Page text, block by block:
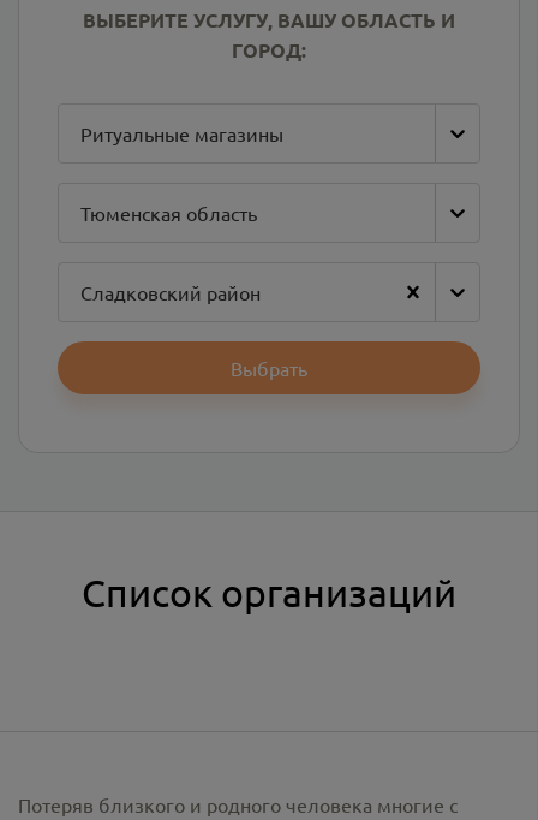
ВЫБЕРИТЕ УСЛУГУ, ВАШУ ОБЛАСТЬ И
ГОРОД:
Ритуальные магазины
Тюменская область
Сладковский район
Выбрать
Список организаций
Потеряв близкого и родного человека многие с